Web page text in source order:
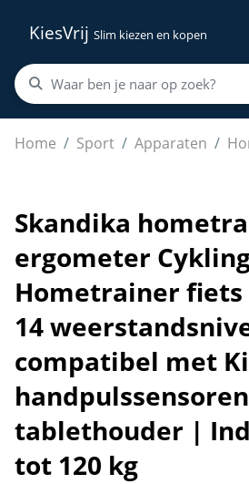
KiesVrij Slim kiezen en kopen
Home Sport Apparaten
Skandika hometrainer
Skandika
ergometer
Hometrainer
14
compatibel met
tablethouder |
tot 120 kg